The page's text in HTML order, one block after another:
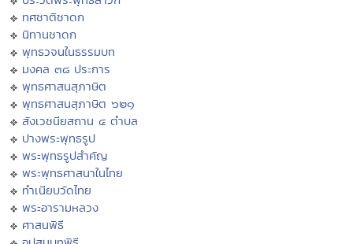
ทศชาติชาดก
นิทานชาดก
พุทธวจนในธรรมบท
มงคล ๓๘ ประการ
พุทธศาสนสุภาษิต
พุทธศาสนสุภาษิต ๖๒๑
สังเวชนียสถาน ๔ ตำบล
ปางพระพุทธรูป
พระพุทธรูปสำคัญ
พระพุทธศาสนาในไทย
ทำเนียบวัดไทย
พระอารามหลวง
ศาสนพิธี